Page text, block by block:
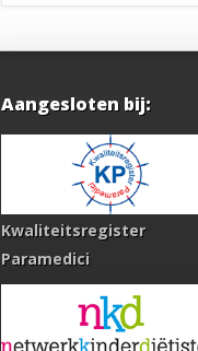
Aangesloten bij:
Kwaliteitsregister
Paramedici